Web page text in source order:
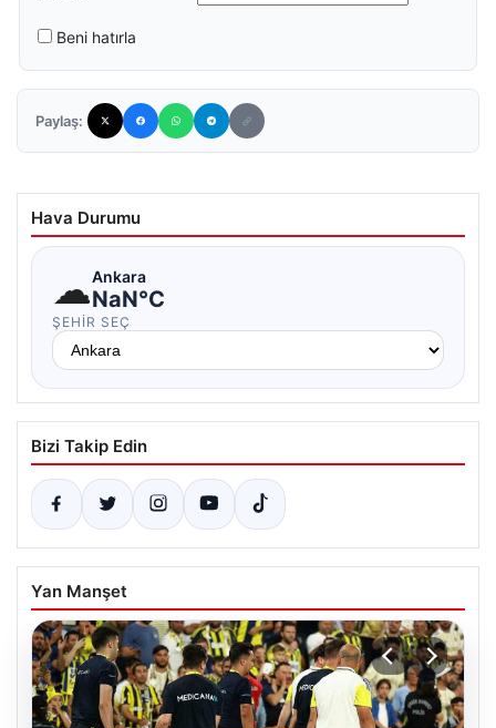
Beni hatırla
Paylaş:
Hava Durumu
☁Ankara
NaN°C
ŞEHIR SEÇ
Bizi Takip Edin
Yan Manşet